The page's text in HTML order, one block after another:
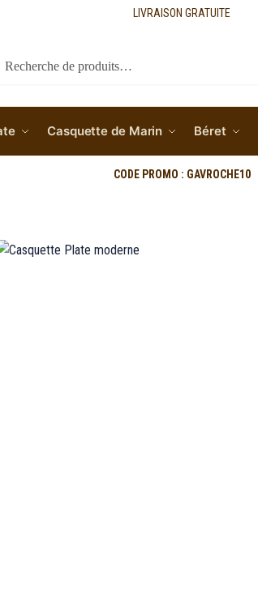
LIVRAISON GRATUITE
Casquette de Marin Béret
CODE PROMO : GAVROCHE10